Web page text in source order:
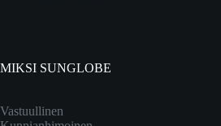
MIKSI SUNGLOBE
Vastuullinen